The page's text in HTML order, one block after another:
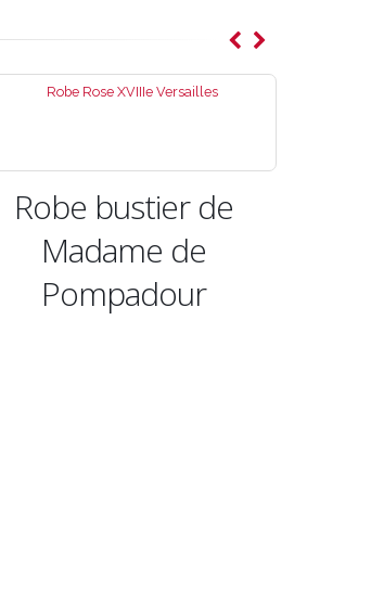
Robe bustier de
Madame de
Pompadour